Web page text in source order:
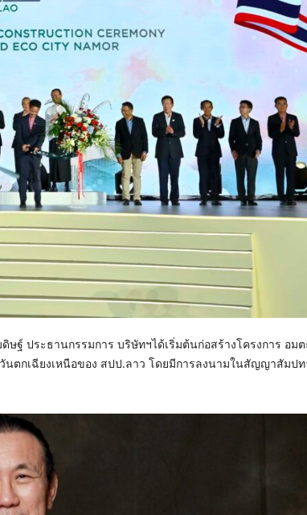
ฐ์ ประธานกรรมการ บริษัทฯได้เริ่มต้นก่อสร้างโครงการ อม
ตกเฉียงเหนือของ สปป.ลาว โดยมีการลงนามในสัญญาสัมป